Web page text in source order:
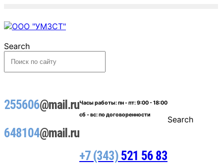
Search
255606@mail.ru
648104@mail.ru
Часы работы:пн - пт: 9:00 - 18:00
сб - вс: по договоренности
+7 (343) 521 56 83
Search